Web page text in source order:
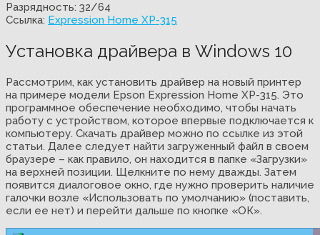
Разрядность: 32/64
Ссылка: Expression Home XP-315
Установка драйвера в Windows 10
Рассмотрим, как установить драйвер на новый принтер
на примере модели Epson Expression Home XP-315. Это
программное обеспечение необходимо, чтобы начать
работу с устройством, которое впервые подключается к
компьютеру. Скачать драйвер можно по ссылке из этой
статьи. Далее следует найти загруженный файл в своем
браузере – как правило, он находится в папке «Загрузки»
на верхней позиции. Щелкните по нему дважды. Затем
появится диалоговое окно, где нужно проверить наличие
галочки возле «Использовать по умолчанию» (поставить,
если ее нет) и перейти дальше по кнопке «ОК».